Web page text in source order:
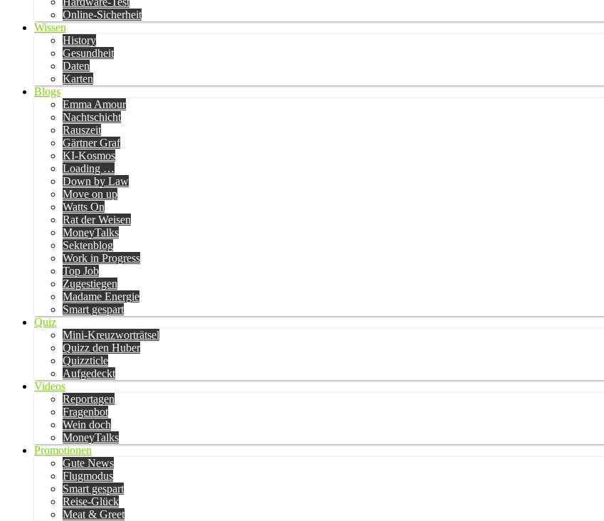
Online-Sicherheit
Wissen
History
Gesundheit
Daten
Karten
Blogs
Emma Amour
Nachtschicht
Rauszeit
Gärtner Graf
KI-Kosmos
Loading …
Down by Law
Move on up
Watts On
Rat der Weisen
MoneyTalks
Sektenblog
Work in Progress
Top Job
Zugestiegen
Madame Energie
Smart gespart
Quiz
Mini-Kreuzworträtsel
Quizz den Huber
Quizzticle
Aufgedeckt
Videos
Reportagen
Fragenbot
Wein doch
MoneyTalks
Promotionen
Gute News
Flugmodus
Smart gespart
Reise-Glück
Meat & Greet